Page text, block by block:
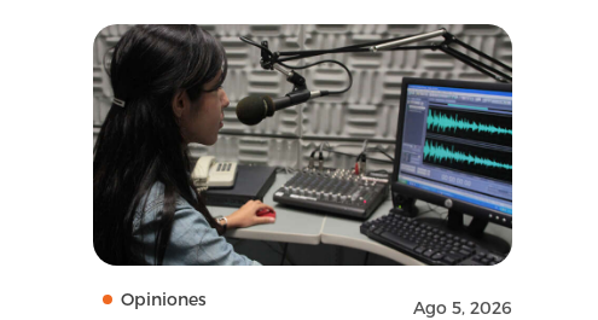
Opiniones Ago 5, 2026